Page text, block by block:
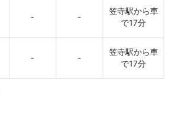
- -
笠寺駅から車
で17分
- -
笠寺駅から車
で17分